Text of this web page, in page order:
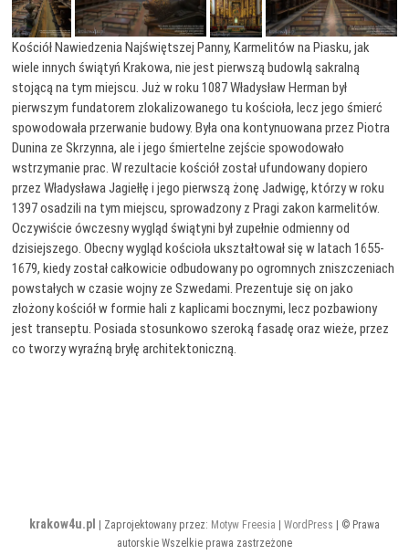
Kościół Nawiedzenia Najświętszej Panny, Karmelitów na Piasku, jak
wiele innych świątyń Krakowa, nie jest pierwszą budowlą sakralną
stojącą na tym miejscu. Już w roku 1087 Władysław Herman był
pierwszym fundatorem zlokalizowanego tu kościoła, lecz jego śmierć
spowodowała przerwanie budowy. Była ona kontynuowana przez Piotra
Dunina ze Skrzynna, ale i jego śmiertelne zejście spowodowało
wstrzymanie prac. W rezultacie kościół został ufundowany dopiero
przez Władysława Jagiełłę i jego pierwszą żonę Jadwigę, którzy w roku
1397 osadzili na tym miejscu, sprowadzony z Pragi zakon karmelitów.
Oczywiście ówczesny wygląd świątyni był zupełnie odmienny od
dzisiejszego. Obecny wygląd kościoła ukształtował się w latach 1655-
1679, kiedy został całkowicie odbudowany po ogromnych zniszczeniach
powstałych w czasie wojny ze Szwedami. Prezentuje się on jako
złożony kościół w formie hali z kaplicami bocznymi, lecz pozbawiony
jest transeptu. Posiada stosunkowo szeroką fasadę oraz wieże, przez
co tworzy wyraźną bryłę architektoniczną.
krakow4u.pl | Zaprojektowany przez: Motyw Freesia WordPress | © Prawa
autorskie Wszelkie prawa zastrzeżone